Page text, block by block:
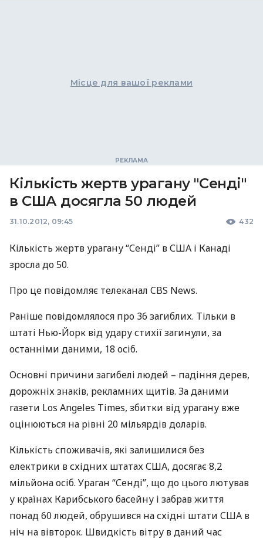
Місце для вашої реклами
Кількість жертв урагану "Сенді"
в США досягла 50 людей
31.10.2012, 09:45 432
Кількість жертв урагану “Сенді” вСША і Канаді
зросла до 50.
Про це повідомляє телеканал CBS News.
Раніше повідомлялося про 36 загиблих. Тільки в
штаті Нью-Йорк від удару стихії загинули, за
останніми даними, 18 осіб.
Основні причини загибелі людей – падіння дерев,
дорожніх знаків, рекламних щитів. За даними
газети Los Angeles Times, збитки від урагану вже
оцінюються на рівні 20 мільярдів доларів.
Кількість споживачів, які залишилися без
електрики в східних штатахСША, досягає 8,2
мільйона осіб. Ураган “Сенді”, що до цього лютував
у країнах Карибського басейну і забрав життя
понад 60 людей, обрушився на східні штати США в
ніч на вівторок. Швидкість вітру в даний час